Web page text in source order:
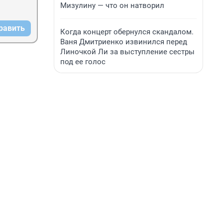
Мизулину — что он натворил
Когда концерт обернулся скандалом.
Ваня Дмитриенко извинился перед
Линочкой Ли за выступление сестры
под ее голос